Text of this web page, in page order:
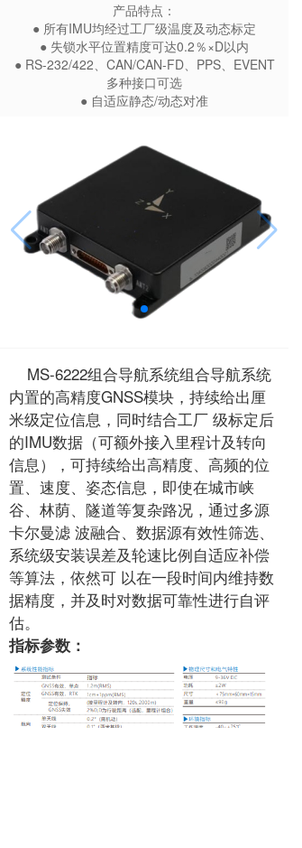
产品特点：
● 所有IMU均经过工厂级温度及动态标定
● 失锁水平位置精度可达0.2％×D以内
● RS-232/422、CAN/CAN-FD、PPS、EVENT
多种接口可选
● 自适应静态/动态对准
MS-6222组合导航系统组合导航系统
内置的高精度GNSS模块，持续给出厘
米级定位信息，同时结合工厂 级标定后
的IMU数据（可额外接入里程计及转向
信息），可持续给出高精度、高频的位
置、速度、姿态信息，即使在城市峡
谷、林荫、隧道等复杂路况，通过多源
卡尔曼滤 波融合、数据源有效性筛选、
系统级安装误差及轮速比例自适应补偿
等算法，依然可 以在一段时间内维持数
据精度，并及时对数据可靠性进行自评
估。
指标参数：